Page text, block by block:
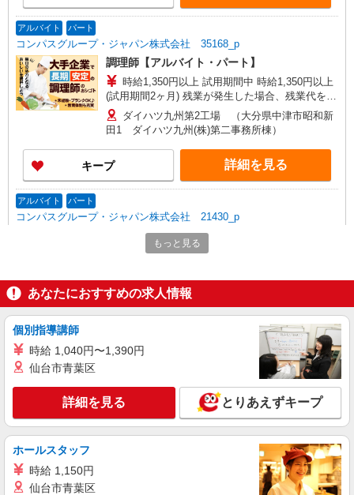
アルバイト パート
コンパスグループ・ジャパン株式会社 35168_p
調理師【アルバイト・パート】
時給1,350円以上 試用期間中 時給1,350円以上
(試用期間2ヶ月) 残業が発生した場合、残業代を1
分単位で別途支給します。
ダイハツ九州第2工場 （大分県中津市昭和新
田1 ダイハツ九州(株)第二事務所棟）
キープ 詳細を見る
アルバイト パート
コンパスグループ・ジャパン株式会社 21430_p
調理補助【アルバイト・パート】
時給1,400円以上 試用期間中 時給1,400円以上
分単位で別途支給します。
ルネサス大分工場 （大分県中津市伊藤田
4200 ルネサス大分工場事務所棟2F食堂）
詳細を見る
アルバイト パート
コンパスグループ・ジャパン株式会社 21596_p
調理員【アルバイト・パート】
時給1,600円以上 試用期間中 時給1,600円以上
業が発生した場合、残業代を1分単位で別途支給し
ＤーＡＣＴ中津工場 （大分県中津市昭和新田
もっと見る
あなたにおすすめの求人情報
個別指導講師
時給 1,040円〜1,390円
仙台市青葉区
詳細を見る とりあえずキープ
ホールスタッフ
時給 1,150円
仙台市青葉区